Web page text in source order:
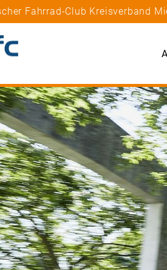
Fahrrad-Club Kreisverband